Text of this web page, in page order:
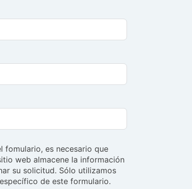
fomulario, es necesario que
web almacene la información
su solicitud. Sólo utilizamos
de este formulario.